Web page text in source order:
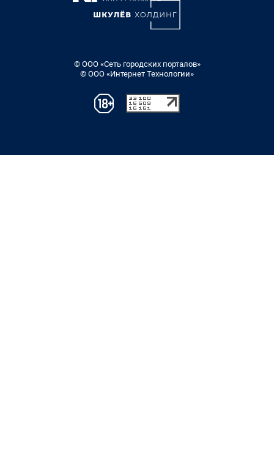
© ООО «Сеть городских порталов»
© ООО «Интернет Технологии»